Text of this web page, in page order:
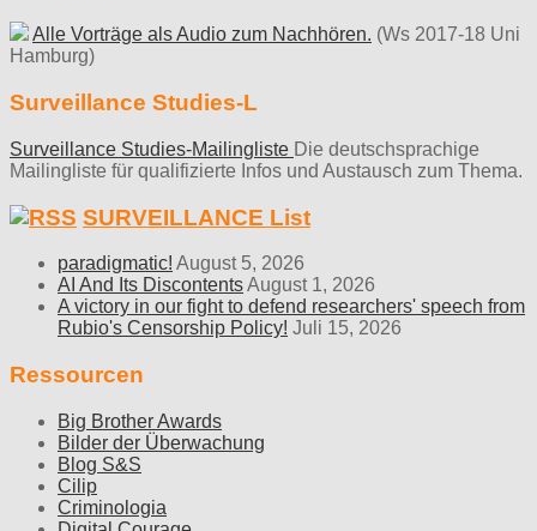
Alle Vorträge als Audio zum Nachhören. (Ws 2017-18 Uni
Hamburg)
Surveillance Studies-L
Surveillance Studies-Mailingliste Die deutschsprachige
Mailingliste für qualifizierte Infos und Austausch zum Thema.
SURVEILLANCE List
paradigmatic! August 5, 2026
AI And Its DiscontentsAugust 1, 2026
A victory in our fight to defend researchers' speech from
Rubio's Censorship Policy! Juli 15, 2026
Ressourcen
Big Brother Awards
Bilder der Überwachung
Blog S&S
Cilip
Criminologia